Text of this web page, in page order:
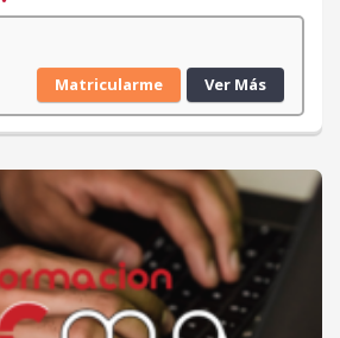
Matricularme Ver Más